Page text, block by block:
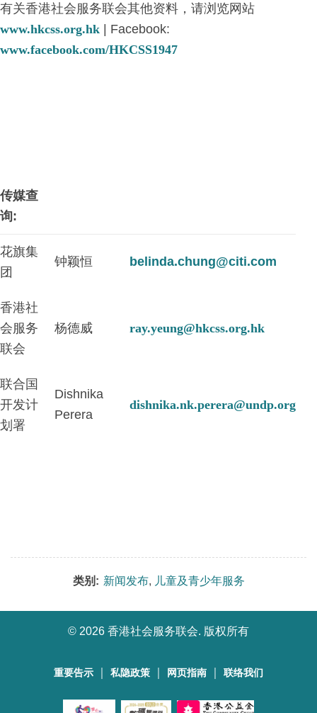
有关香港社会服务联会其他资料，请浏览网站
www.hkcss.org.hk | Facebook:
www.facebook.com/HKCSS1947
传媒查
询:
花旗集
团
钟颖恒 belinda.chung@citi.com
香港社
会服务
联会
杨德威 ray.yeung@hkcss.org.hk
联合国
开发计
划署
Dishnika
Perera
dishnika.nk.perera@undp.org
类别: 新闻发布, 儿童及青少年服务
© 2026 香港社会服务联会. 版权所有
重要告示 私隐政策 网页指南 联络我们